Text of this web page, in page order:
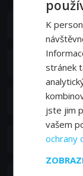
Kde můžu
Jak se můžu
Jaké jsou
Můžu sledovat
K
stránek
jste jim
vašem
ochrany